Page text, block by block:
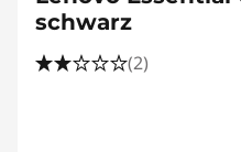
schwarz
(2)